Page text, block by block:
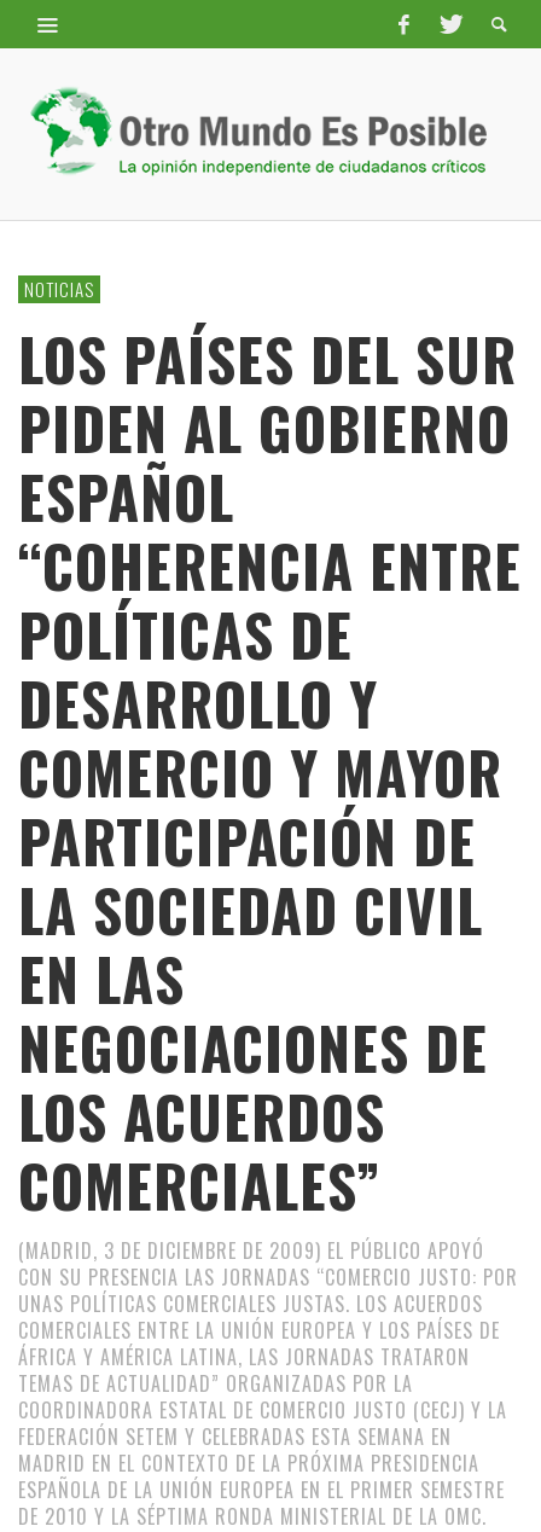
NOTICIAS
LOS PAÍSES DEL SUR
PIDEN AL GOBIERNO
ESPAÑOL
“COHERENCIA ENTRE
POLÍTICAS DE
DESARROLLO Y
COMERCIO Y MAYOR
PARTICIPACIÓN DE
LA SOCIEDAD CIVIL
EN LAS
NEGOCIACIONES DE
LOS ACUERDOS
COMERCIALES”
(MADRID, 3 DE DICIEMBRE DE 2009) EL PÚBLICO APOYÓ
CON SU PRESENCIA LAS JORNADAS “COMERCIO JUSTO: POR
UNAS POLÍTICAS COMERCIALES JUSTAS. LOS ACUERDOS
COMERCIALES ENTRE LA UNIÓN EUROPEA Y LOS PAÍSES DE
ÁFRICA Y AMÉRICA LATINA, LAS JORNADAS TRATARON
TEMAS DE ACTUALIDAD” ORGANIZADAS POR LA
COORDINADORA ESTATAL DE COMERCIO JUSTO (CECJ) Y LA
FEDERACIÓN SETEM Y CELEBRADAS ESTA SEMANA EN
MADRID EN EL CONTEXTO DE LA PRÓXIMA PRESIDENCIA
ESPAÑOLA DE LA UNIÓN EUROPEA EN EL PRIMER SEMESTRE
DE 2010 Y LA SÉPTIMA RONDA MINISTERIAL DE LA OMC.